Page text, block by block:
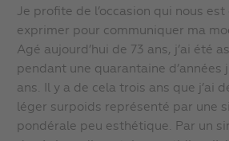
Je profite de l’occasion qui nous
exprimer pour communiquer ma
Agé aujourd’hui de 73 ans, j’ai été
pendant une quarantaine d’années
ans. Il y a de cela trois ans que j’ai
léger surpoids représenté par une
pondérale peu esthétique. Par un